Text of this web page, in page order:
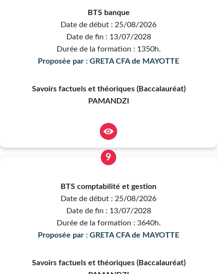
BTS banque
Date de début : 25/08/2026
Date de fin : 13/07/2028
Durée de la formation : 1350h.
Proposée par : GRETA CFA de MAYOTTE
Savoirs factuels et théoriques (Baccalauréat)
PAMANDZI
9
BTS comptabilité et gestion
Date de début : 25/08/2026
Date de fin : 13/07/2028
Durée de la formation : 3640h.
Proposée par : GRETA CFA de MAYOTTE
Savoirs factuels et théoriques (Baccalauréat)